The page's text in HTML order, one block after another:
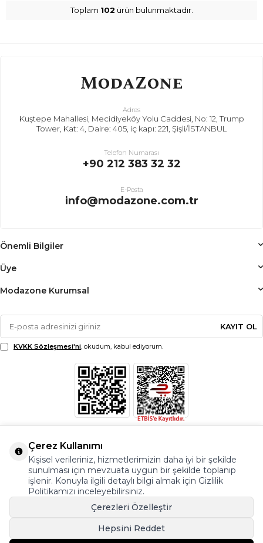
Toplam 102 ürün bulunmaktadır.
Adres
Kuştepe Mahallesi, Mecidiyeköy Yolu Caddesi, No: 12, Trump
Tower, Kat: 4, Daire: 405, iç kapı: 221, Şişli/İSTANBUL
Telefon Numarası
+90 212 383 32 32
E-Posta
info@modazone.com.tr
Önemli Bilgiler
Üye
Modazone Kurumsal
KAYIT OL
KVKK Sözleşmesi'ni, okudum, kabul ediyorum.
Çerez Kullanımı
Kişisel verileriniz, hizmetlerimizin daha iyi bir şekilde
sunulması için mevzuata uygun bir şekilde toplanıp
işlenir. Konuyla ilgili detaylı bilgi almak için Gizlilik
Politikamızı inceleyebilirsiniz.
Çerezleri Özelleştir
Hepsini Reddet